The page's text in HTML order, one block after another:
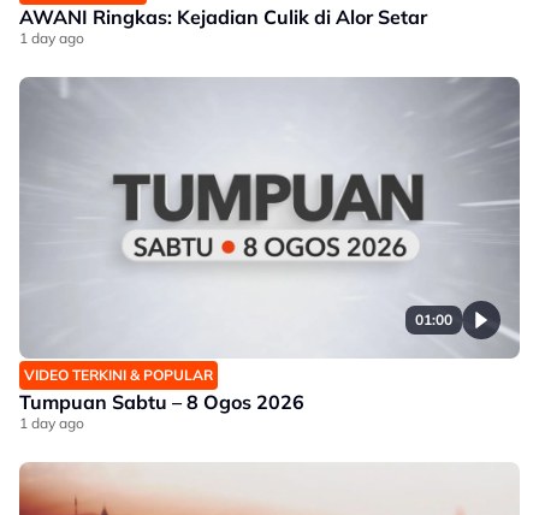
AWANI Ringkas: Kejadian Culik di Alor Setar
1 day ago
01:00
VIDEO TERKINI & POPULAR
Tumpuan Sabtu – 8 Ogos 2026
1 day ago